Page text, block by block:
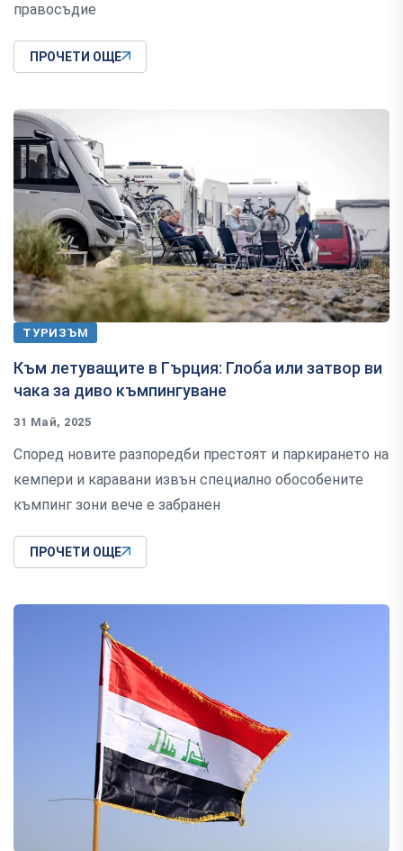
правосъдие
ПРОЧЕТИ ОЩЕ
ТУРИЗЪМ
Към летуващите в Гърция: Глоба или затвор ви
чака за диво къмпингуване
31 Май, 2025
Според новите разпоредби престоят и паркирането на
кемпери и каравани извън специално обособените
къмпинг зони вече е забранен
ПРОЧЕТИ ОЩЕ